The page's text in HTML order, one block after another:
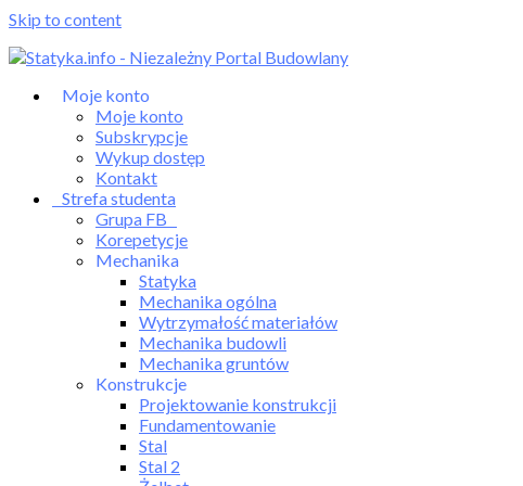
Skip to content
Moje konto
Moje konto
Subskrypcje
Wykup dostęp
Kontakt
Strefa studenta
Grupa FB
Korepetycje
Mechanika
Statyka
Mechanika ogólna
Wytrzymałość materiałów
Mechanika budowli
Mechanika gruntów
Konstrukcje
Projektowanie konstrukcji
Fundamentowanie
Stal
Stal 2